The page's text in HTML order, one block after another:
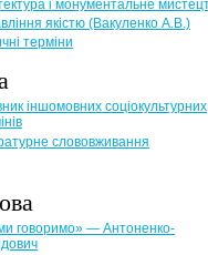
і монументальне
якістю (Вакуленко А.В.)
терміни
іншомовних соціокультурних
слововживання
говоримо» — Антоненко-